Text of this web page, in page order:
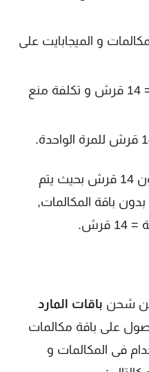
و الميجابايت على
تكلفة الكول تون يومياً = 14 قرش و تكلفة منع
النظام مشابه لـ نظام فودافون 14 قرش بحيث يتم
باقة المكالمات,
شحن باقات المارد
على باقة مكالمات
فى المكالمات و